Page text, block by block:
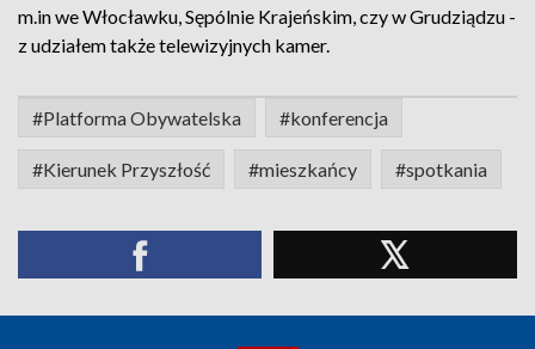
m.in we Włocławku, Sępólnie Krajeńskim, czy w Grudziądzu -
z udziałem także telewizyjnych kamer.
#Platforma Obywatelska #konferencja
#Kierunek Przyszłość #mieszkańcy #spotkania